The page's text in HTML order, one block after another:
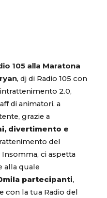
105 alla Maratona
, dj di Radio 105 con
2.0,
di animatori, a
grazie a
divertimento e
del
ci aspetta
alla quale
partecipanti,
con la tua Radio del